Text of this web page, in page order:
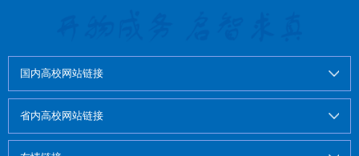
国内高校网站链接
省内高校网站链接